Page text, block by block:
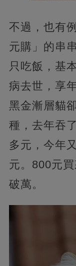
不過，也有
元購」的串
只吃飯，基
病去世，享
黑金漸層貓
種，去年吞
多元，今年
元。800元
破萬。